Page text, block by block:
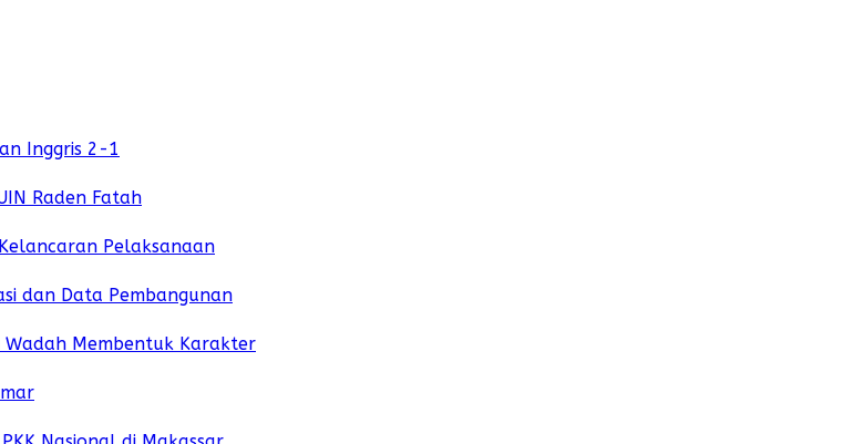
Inggris 2-1
Raden Fatah
Pelaksanaan
dan Data Pembangunan
Wadah Membentuk Karakter